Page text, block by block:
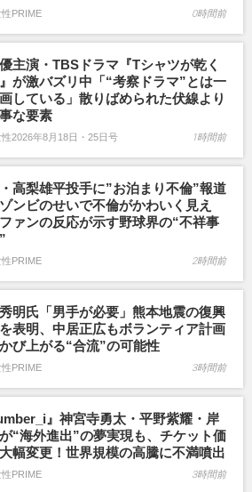
PRIME 0時間前
主演・TBSドラマ『Tシャツが乾く
が激バズリ中「“考察ドラマ”とは一
している」散りばめられた伏線より
な要素
2026年8月18日・25日号 1時間前
高梨雄平投手に”お泊まり不倫”報道
ンビのせいで不倫がかわいく見え
ァンの反応が示す野球界の“不祥事
PRIME 2時間前
明氏「男手が必要」熊本地震の復興
表明、中居正広もボランティア計画
び上がる“合流”の可能性
PRIME 3時間前
』神宮寺勇太・平野紫耀・岸
“海外進出”の夢実現も、チケット価
幅変更！世界規模の高騰に不満噴出
PRIME 3時間前